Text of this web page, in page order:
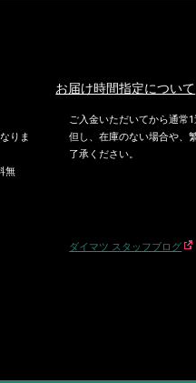
りま
無
お届け時間指定について
ご入金いただいてから通常
但し、在庫のない場合や、
了承ください。
ダイマツ スタッフブログ